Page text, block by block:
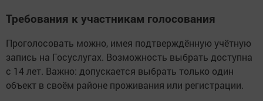
Требования к участникам голосования
Проголосовать можно, имея подтверждённую учётную
запись на Госуслугах. Возможность выбрать доступна
с 14 лет. Важно: допускается выбрать только один
объект в своём районе проживания или регистрации.